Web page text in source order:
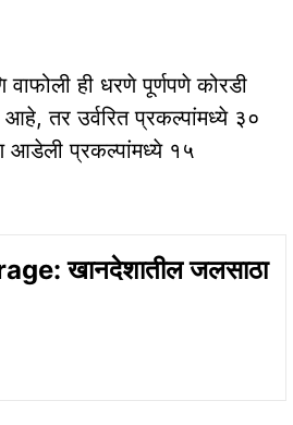
ही धरणे पूर्णपणे कोरडी
तर उर्वरित प्रकल्पांमध्ये ३०
आडेली प्रकल्पांमध्ये १५
खानदेशातील जलसाठा